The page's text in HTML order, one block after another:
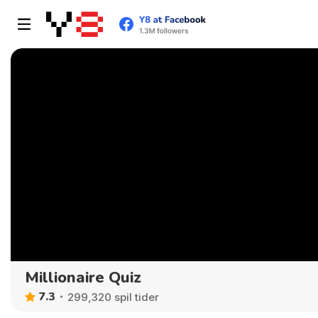
Millionaire Quiz
7.3 299,320 spil tider